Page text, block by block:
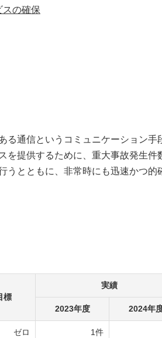
スの確保
る通信というコミュニケーション手
を提供するために、重大事故発生件
うとともに、非常時にも迅速かつ的
標
実績
2023年度 2024年
ゼロ 1件